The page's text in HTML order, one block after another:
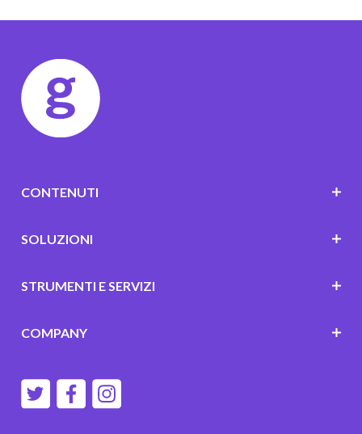
CONTENUTI
SOLUZIONI
STRUMENTI E SERVIZI
COMPANY